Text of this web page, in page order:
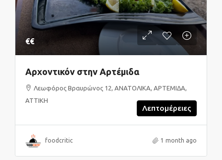
€€
Αρχοντικόν στην Αρτέμιδα
Λεωφόρος Βραυρώνος 12, ΑΝΑΤΟΛΙΚΑ, ΑΡΤΕΜΙΔΑ,
ΑΤΤΙΚΗ
Λεπτομέρειες
foodcritic 1 month ago